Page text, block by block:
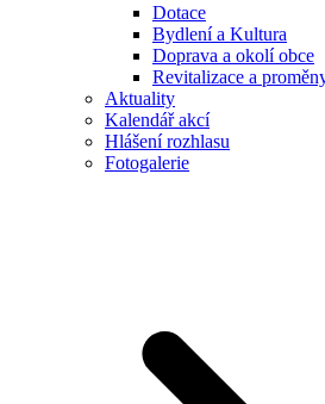
Dotace
Bydlení a Kultura
Doprava a okolí obce
Revitalizace a
Aktuality
Kalendář akcí
Hlášení rozhlasu
Fotogalerie